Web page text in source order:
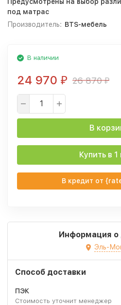
под матрас
Производитель: BTS-мебель
В наличии
24 970 ₽ 26 870₽
В
Купить в 1
В кредит от
Информация о
Эль-
Способ доставки
ПЭК
Стоимость уточнит менеджер